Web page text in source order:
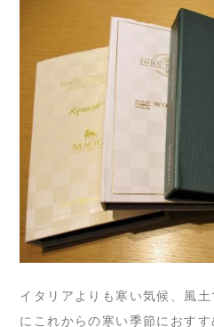
イタリアよりも寒い気候、風
にこれからの寒い季節におすす